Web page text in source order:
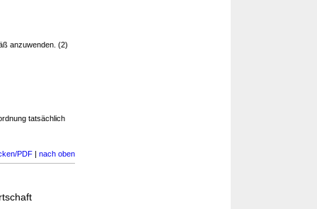
anzuwenden. (2)
tatsächlich
PDF | nach oben